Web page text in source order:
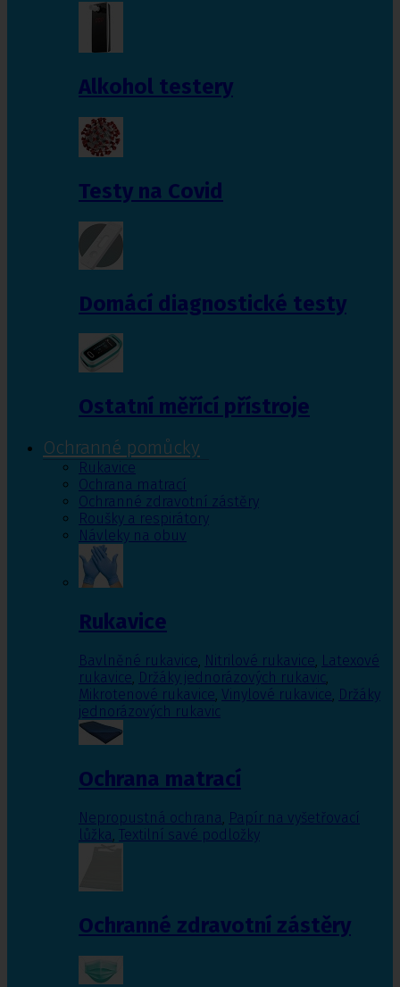
Alkohol testery
Testy na Covid
Domácí diagnostické testy
Ostatní měřící přístroje
Ochranné pomůcky
Rukavice
Ochrana matrací
Ochranné zdravotní zástěry
Roušky a respirátory
Návleky na obuv
Rukavice
Bavlněné rukavice, Nitrilové rukavice, Latexové
rukavice, Držáky jednorázových rukavic,
Mikrotenové rukavice, Vinylové rukavice, Držáky
jednorázových rukavic
Ochrana matrací
Nepropustná ochrana, Papír na vyšetřovací
lůžka, Textilní savé podložky
Ochranné zdravotní zástěry